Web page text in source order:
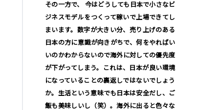
その一方で、 今はどうしても日本で小さなビ
ジネスモデルをつくって稼いで上場できてし
まいます。数字が大きい分、売り上げのある
日本の方に意識が向きがちで、何をやればい
いのかわからないので海外に対しての優先度
が下がってしまう。これは、日本が良い環境
になっていることの裏返しではないでしょう
か。生活という意味でも日本は安全だし、ご
飯も美味しいし（笑）。海外に出ると色々な